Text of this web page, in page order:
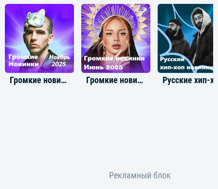
Громкие новинки: Ноябрь 2025 Громкие новинки: Июнь 2025